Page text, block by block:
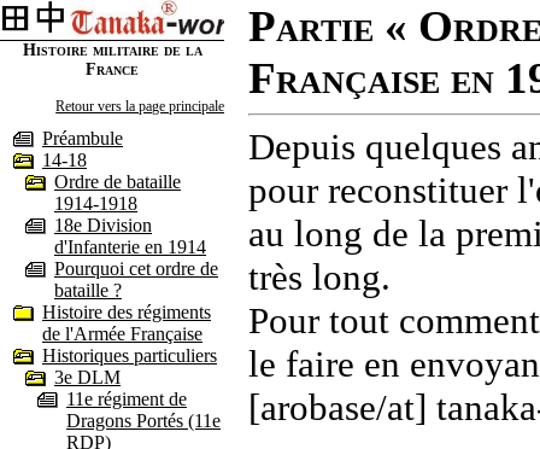
Histoire militaire de la
France
Retour vers la page principale
Préambule
14-18
Ordre de bataille
1914-1918
18e Division
d'Infanterie en 1914
Pourquoi cet ordre de
bataille ?
Histoire des régiments
de l'Armée Française
Historiques particuliers
3e DLM
11e régiment de
Dragons Portés (11e
RDP)
Partie «
Française en
Depuis quelques
pour reconstituer
au long de la
très long.
Pour tout
le faire en
[arobase/at]